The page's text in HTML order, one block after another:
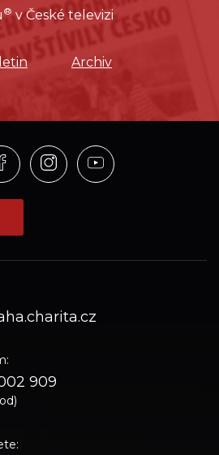
®v České televizi
Archiv
Profil
na
síti_Facebook
Profil
na
Profil
na
909